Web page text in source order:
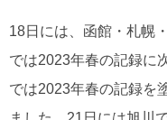
18日には、函館・札幌
では2023年春の記録に
では2023年春の記録を